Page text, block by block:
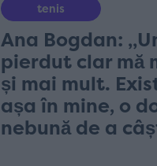
tenis
Ana Bogdan:
pierdut clar mă
și mai mult.
așa în mine, o
nebună de a